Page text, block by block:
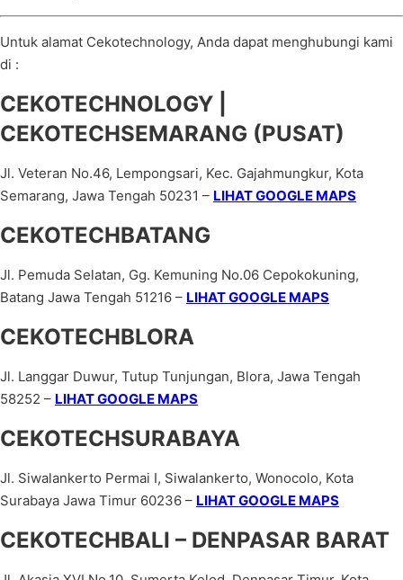
Untuk alamat Cekotechnology, Anda dapat menghubungi kami
di :
CEKOTECHNOLOGY |
CEKOTECHSEMARANG (PUSAT)
Jl. Veteran No.46, Lempongsari, Kec. Gajahmungkur, Kota
Semarang, Jawa Tengah 50231 – LIHAT GOOGLE MAPS
CEKOTECHBATANG
Jl. Pemuda Selatan, Gg. Kemuning No.06 Cepokokuning,
Batang Jawa Tengah 51216 – LIHAT GOOGLE MAPS
CEKOTECHBLORA
Jl. Langgar Duwur, Tutup Tunjungan, Blora, Jawa Tengah
58252 – LIHAT GOOGLE MAPS
CEKOTECHSURABAYA
Jl. Siwalankerto Permai I, Siwalankerto, Wonocolo, Kota
Surabaya Jawa Timur 60236 – LIHAT GOOGLE MAPS
CEKOTECHBALI – DENPASAR BARAT